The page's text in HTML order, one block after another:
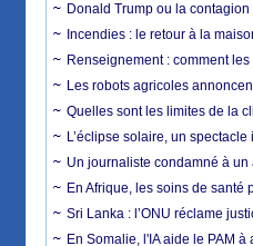
Donald Trump ou la
Incendies : le retour à la
Renseignement : comment
Les robots agricoles
Quelles sont les limites de la
L’éclipse solaire, un
Un journaliste condamné à
En Afrique, les soins de santé
Sri Lanka : l’ONU réclame
En Somalie, l'IA aide le PAM